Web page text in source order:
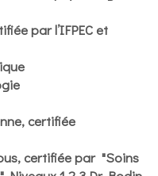
par l’IFPEC et
certifiée
certifiée par "Soins